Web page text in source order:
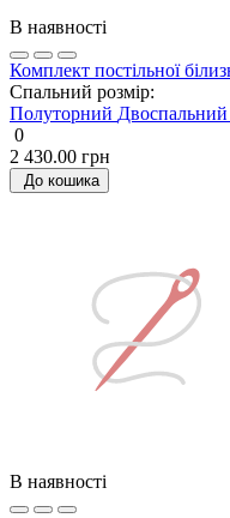
В наявності
Комплект постільної
Спальний розмір:
Полуторний Двоспальний
0
2 430.00 грн
До кошика
В наявності